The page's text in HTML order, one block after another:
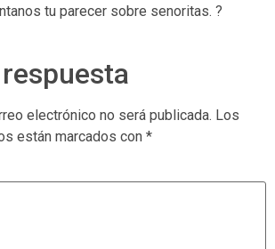
tu parecer sobre senoritas. ?
electrónico no será publicada. Los
están marcados con *